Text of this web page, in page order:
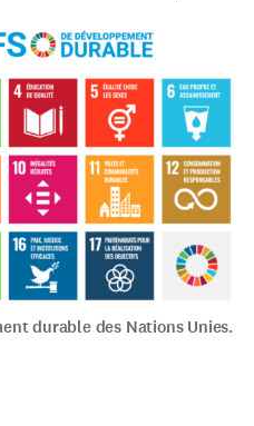
durable des Nations Unies.